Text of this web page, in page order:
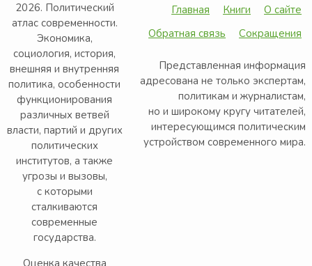
2026. Политический
атлас современности.
Экономика,
социология, история,
внешняя и внутренняя
политика, особенности
функционирования
различных ветвей
власти, партий и других
политических
институтов, а также
угрозы и вызовы,
с которыми
сталкиваются
современные
государства.
Главная Книги
О сайте
Обратная связь
Сокращения
Представленная информация
адресована не только экспертам,
политикам и журналистам,
но и широкому кругу читателей,
интересующимся политическим
устройством современного мира.